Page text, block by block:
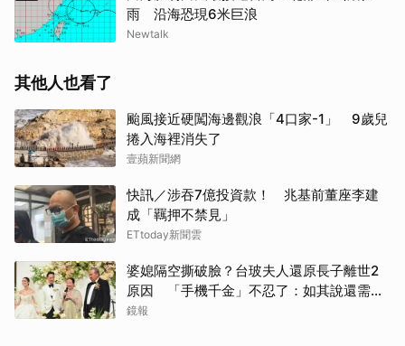
雨 沿海恐現6米巨浪
Newtalk
其他人也看了
颱風接近硬闖海邊觀浪「4口家-1」 9歲兒
捲入海裡消失了
壹蘋新聞網
快訊／涉吞7億投資款！ 兆基前董座李建
成「羈押不禁見」
ETtoday新聞雲
婆媳隔空撕破臉？台玻夫人還原長子離世2
原因 「手機千金」不忍了：如其說還需要
離開嗎？
鏡報